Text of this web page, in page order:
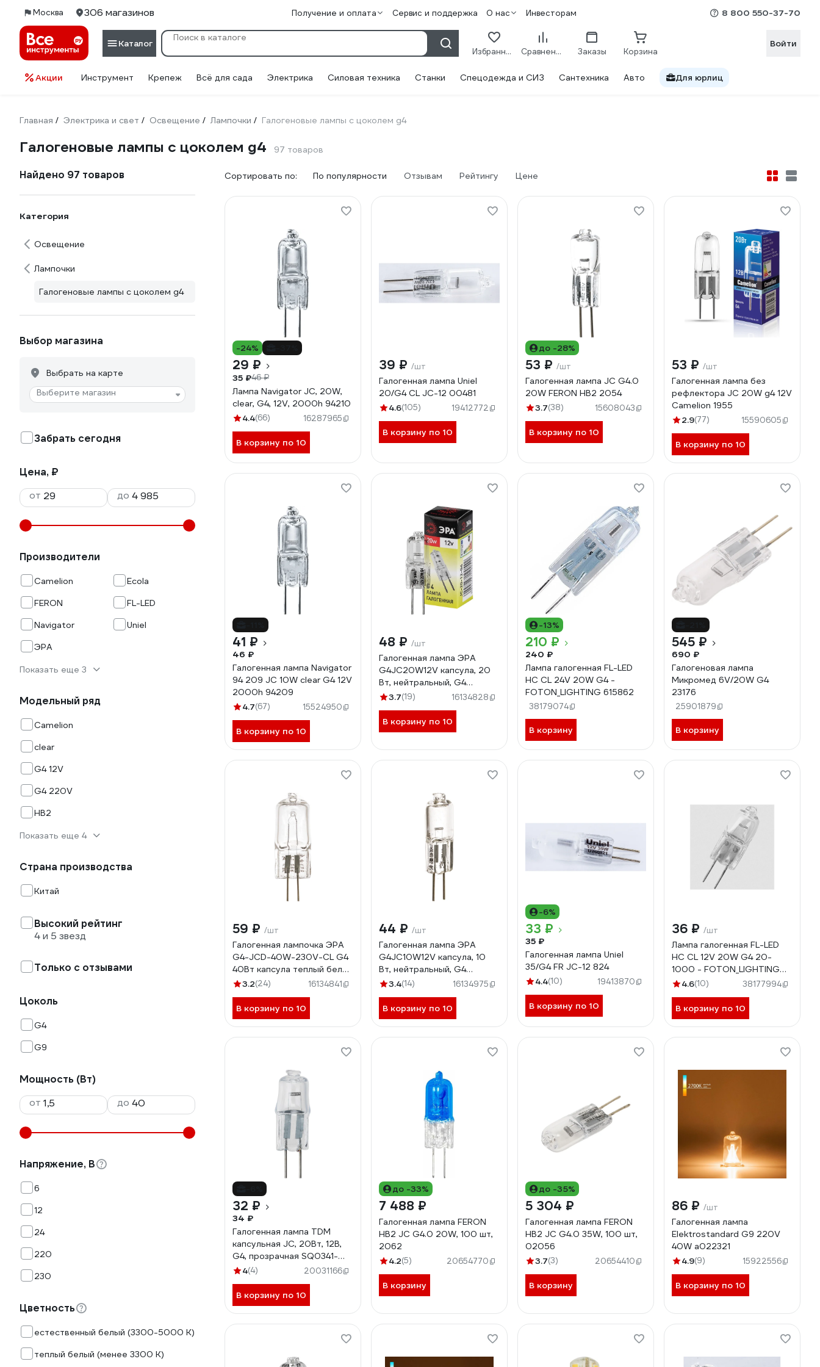
Москва 306 магазинов Получение и оплата Сервис и поддержка О нас Инвесторам 8 800 550-37-70
Каталог
Избранное Сравнение Заказы Корзина
Войти
Акции Инструмент Крепеж Всё для сада Электрика Силовая техника Станки Спецодежда и СИЗ Сантехника Авто Для юрлиц
Главная / Электрика и свет / Освещение / Лампочки / Галогеновые лампы с цоколем g4
Галогеновые лампы с цоколем g4 97 товаров
Найдено 97 товаров
Категория
Освещение
Лампочки
Галогеновые лампы с цоколем g4
Выбор магазина
Выбрать на карте
Выберите магазин
Забрать сегодня
Цена, ₽
от
до
Производители
Camelion
Ecola
FERON
FL-LED
Navigator
Uniel
ЭРА
Показать еще 3
Модельный ряд
Camelion
clear
G4 12V
G4 220V
HB2
Показать еще 4
Страна производства
Китай
Высокий рейтинг
4 и 5 звезд
Только с отзывами
Цоколь
G4
G9
Мощность (Вт)
от
до
Напряжение, В
6
12
24
220
230
Цветность
естественный белый (3300-5000 К)
теплый белый (менее 3300 К)
Сортировать по: По популярности Отзывам Рейтингу Цене
-24%
29 ₽
35 ₽46 ₽
Лампа Navigator JC, 20W,
clear, G4, 12V, 2000h 94210
4.4(66) 16287965
В корзину по 10
39 ₽ /шт
Галогенная лампа Uniel
20/G4 CL JC-12 00481
4.6(105) 19412772
В корзину по 10
до -28%
53 ₽ /шт
Галогенная лампа JC G4.0
20W FERON HB2 2054
3.7(38) 15608043
В корзину по 10
53 ₽ /шт
Галогенная лампа без
рефлектора JC 20W g4 12V
Camelion 1955
2.9(77) 15590605
В корзину по 10
41 ₽
46 ₽
Галогенная лампа Navigator
94 209 JC 10W clear G4 12V
2000h 94209
4.7(67) 15524950
В корзину по 10
48 ₽ /шт
Галогенная лампа ЭРА
G4JC20W12V капсула, 20
Вт, нейтральный, G4
C0027369
3.7(19) 16134828
В корзину по 10
-13%
210 ₽
240 ₽
Лампа галогенная FL-LED
HC CL 24V 20W G4 -
FOTON_LIGHTING 615862
38179074
В корзину
545 ₽
690 ₽
Галогеновая лампа
Микромед 6V/20W G4
23176
25901879
В корзину
59 ₽ /шт
Галогенная лампочка ЭРА
G4-JCD-40W-230V-CL G4
40Вт капсула теплый белый
свет C0039280
3.2(24) 16134841
В корзину по 10
44 ₽ /шт
Галогенная лампа ЭРА
G4JC10W12V капсула, 10
Вт, нейтральный, G4
C0027367
3.4(14) 16134975
В корзину по 10
-6%
33 ₽
35 ₽
Галогенная лампа Uniel
35/G4 FR JC-12 824
4.4(10) 19413870
В корзину по 10
36 ₽ /шт
Лампа галогенная FL-LED
HC CL 12V 20W G4 20-
1000 - FOTON_LIGHTING
605153
4.6(10) 38177994
В корзину по 10
32 ₽
34 ₽
Галогенная лампа TDM
капсульная JC, 20Вт, 12В,
G4, прозрачная SQ0341-
0046
4(4) 20031166
В корзину по 10
до -33%
7 488 ₽
Галогенная лампа FERON
HB2 JC G4.0 20W, 100 шт,
2062
4.2(5) 20654770
В корзину
до -35%
5 304 ₽
Галогенная лампа FERON
HB2 JC G4.0 35W, 100 шт,
02056
3.7(3) 20654410
В корзину
86 ₽ /шт
Галогенная лампа
Elektrostandard G9 220V
40W a022321
4.9(9) 15922556
В корзину по 10